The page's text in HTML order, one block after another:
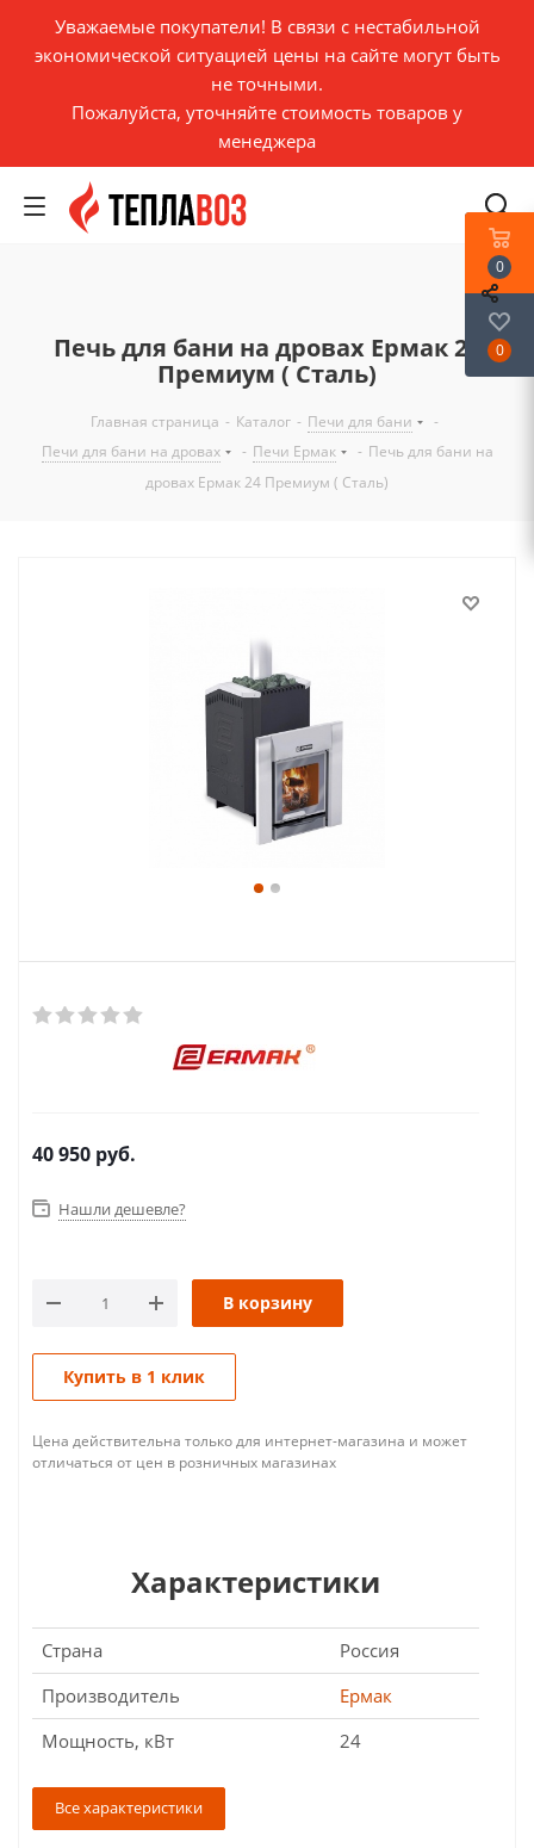
Уважаемые покупатели! В связи с нестабильной
экономической ситуацией цены на сайте могут быть
не точными.
Пожалуйста, уточняйте стоимость товаров у
менеджера
Печь для бани на дровах Ермак 24
Премиум ( Сталь)
Главная страница - Каталог - Печи для бани
-
Печи для бани на дровах
- Печи Ермак - Печь для бани на
дровах Ермак 24 Премиум ( Сталь)
40 950 руб.
Нашли дешевле?
В корзину
Купить в 1 клик
Цена действительна только для интернет-магазина и может
отличаться от цен в розничных магазинах
Характеристики
Страна
Россия
Производитель
Ермак
Мощность, кВт
24
Все характеристики
0
0